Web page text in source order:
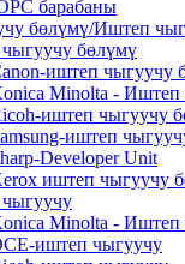
барабаны
бөлүмү/Иштеп
бөлүмү
иштеп чыгуучу
Minolta - Иштеп
иштеп чыгуучу
иштеп
Developer Unit
иштеп чыгуучу
Minolta - Иштеп
иштеп чыгуучу